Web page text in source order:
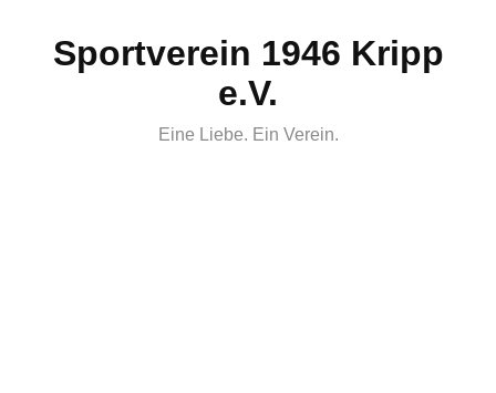
Sportverein 1946 Kripp
e.V.
Eine Liebe. Ein Verein.